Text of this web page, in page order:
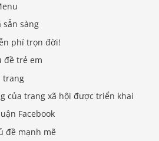
sẵn sàng
phí trọn đời!
đề trẻ em
trang
của trang xã hội được triển khai
Facebook
đề mạnh mẽ